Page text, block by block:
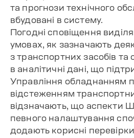
та прогнози технічного
вбудовані в систему.
Погодні сповіщення
умовах, як зазначають
з транспортних засобів та
в аналітичні дані, що
Управління обладнанням
відстеженням
відзначають, що аспекти
певного налаштування
додають корисні перевірки.